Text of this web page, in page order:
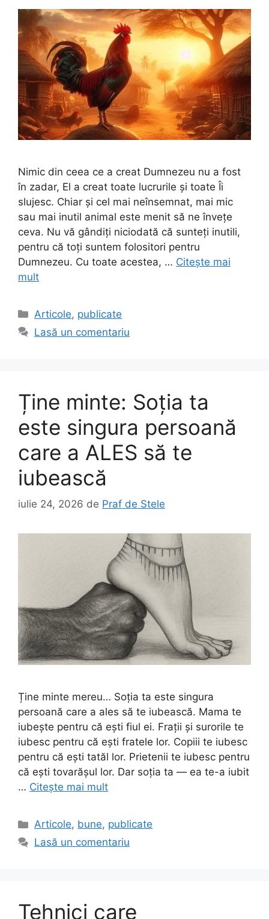
Nimic din ceea ce a creat Dumnezeu nu a fost
în zadar, El a creat toate lucrurile și toate Îi
slujesc. Chiar și cel mai neînsemnat, mai mic
sau mai inutil animal este menit să ne învețe
ceva. Nu vă gândiți niciodată că sunteți inutili,
pentru că toți suntem folositori pentru
Dumnezeu. Cu toate acestea, … Citește mai
mult
Categorii
Articole, publicate
Lasă un comentariu
Ține minte: Soția ta
este singura persoană
care a ALES să te
iubească
iulie 24, 2026 de Praf de Stele
Ține minte mereu… Soția ta este singura
persoană care a ales să te iubească. Mama te
iubește pentru că ești fiul ei. Frații și surorile te
iubesc pentru că ești fratele lor. Copiii te iubesc
pentru că ești tatăl lor. Prietenii te iubesc pentru
că ești tovarășul lor. Dar soția ta — ea te-a iubit
… Citește mai mult
Categorii
Articole, bune, publicate
Lasă un comentariu
Tehnici care